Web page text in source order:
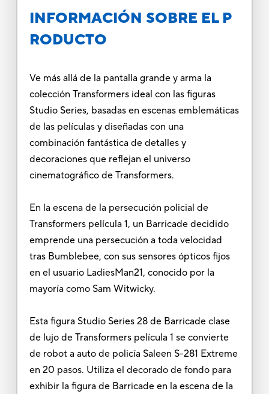
INFORMACIÓN SOBRE EL P
RODUCTO
Ve más allá de la pantalla grande y arma la
colección Transformers ideal con las figuras
Studio Series, basadas en escenas emblemáticas
de las películas y diseñadas con una
combinación fantástica de detalles y
decoraciones que reflejan el universo
cinematográfico de Transformers.
En la escena de la persecución policial de
Transformers película 1, un Barricade decidido
emprende una persecución a toda velocidad
tras Bumblebee, con sus sensores ópticos fijos
en el usuario LadiesMan21, conocido por la
mayoría como Sam Witwicky.
Esta figura Studio Series 28 de Barricade clase
de lujo de Transformers película 1 se convierte
de robot a auto de policía Saleen S-281 Extreme
en 20 pasos. Utiliza el decorado de fondo para
exhibir la figura de Barricade en la escena de la